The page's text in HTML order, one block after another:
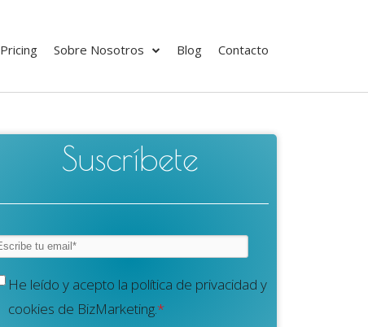
Pricing Sobre Nosotros Blog Contacto
Suscríbete
He leído y acepto la política de privacidad y
cookies de BizMarketing.*